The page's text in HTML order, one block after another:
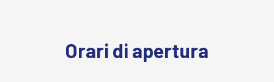
Orari di apertura